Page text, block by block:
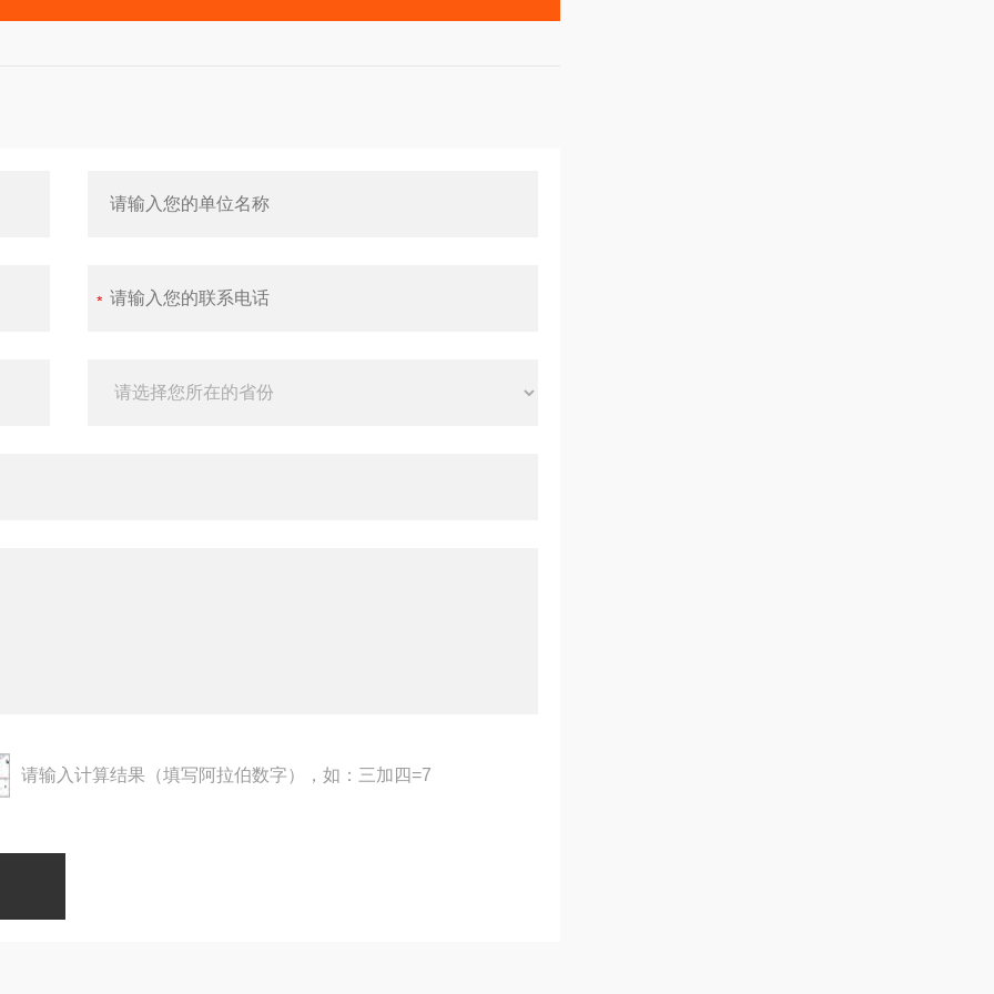
请输入计算结果（填写阿拉伯数字），如：三加四=7